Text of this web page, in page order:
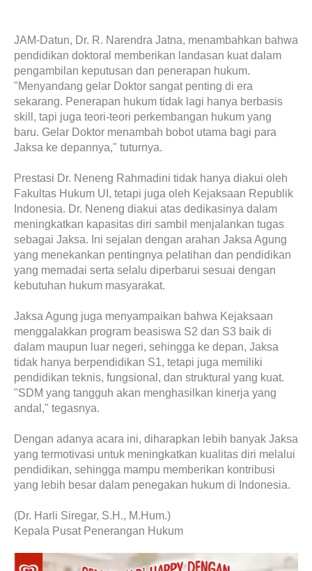
JAM-Datun, Dr. R. Narendra Jatna, menambahkan bahwa
pendidikan doktoral memberikan landasan kuat dalam
pengambilan keputusan dan penerapan hukum.
"Menyandang gelar Doktor sangat penting di era
sekarang. Penerapan hukum tidak lagi hanya berbasis
skill, tapi juga teori-teori perkembangan hukum yang
baru. Gelar Doktor menambah bobot utama bagi para
Jaksa ke depannya," tuturnya.
Prestasi Dr. Neneng Rahmadini tidak hanya diakui oleh
Fakultas Hukum UI, tetapi juga oleh Kejaksaan Republik
Indonesia. Dr. Neneng diakui atas dedikasinya dalam
meningkatkan kapasitas diri sambil menjalankan tugas
sebagai Jaksa. Ini sejalan dengan arahan Jaksa Agung
yang menekankan pentingnya pelatihan dan pendidikan
yang memadai serta selalu diperbarui sesuai dengan
kebutuhan hukum masyarakat.
Jaksa Agung juga menyampaikan bahwa Kejaksaan
menggalakkan program beasiswa S2 dan S3 baik di
dalam maupun luar negeri, sehingga ke depan, Jaksa
tidak hanya berpendidikan S1, tetapi juga memiliki
pendidikan teknis, fungsional, dan struktural yang kuat.
"SDM yang tangguh akan menghasilkan kinerja yang
andal," tegasnya.
Dengan adanya acara ini, diharapkan lebih banyak Jaksa
yang termotivasi untuk meningkatkan kualitas diri melalui
pendidikan, sehingga mampu memberikan kontribusi
yang lebih besar dalam penegakan hukum di Indonesia.
(Dr. Harli Siregar, S.H., M.Hum.)
Kepala Pusat Penerangan Hukum